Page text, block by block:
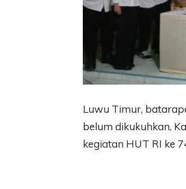
Luwu Timur,
belum dikukuhkan,
kegiatan HUT RI ke